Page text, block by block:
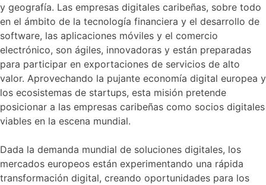
y geografía. Las empresas digitales caribeñas, sobre todo
en el ámbito de la tecnología financiera y el desarrollo de
software, las aplicaciones móviles y el comercio
electrónico, son ágiles, innovadoras y están preparadas
para participar en exportaciones de servicios de alto
valor. Aprovechando la pujante economía digital europea y
los ecosistemas de startups, esta misión pretende
posicionar a las empresas caribeñas como socios digitales
viables en la escena mundial.
Dada la demanda mundial de soluciones digitales, los
mercados europeos están experimentando una rápida
transformación digital, creando oportunidades para los